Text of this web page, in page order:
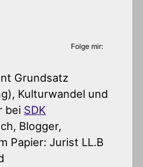
Folge mir:
Grundsatz
Kulturwandel und
bei SDK
Blogger,
Papier: Jurist LL.B